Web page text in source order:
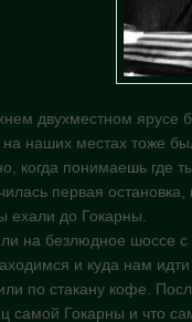
двухместном ярусе
на наших местах тоже
когда понимаешь где
первая
ехали до Гокарны.
на безлюдное шоссе
и куда нам
по стакану кофе.
самой Гокарны и что